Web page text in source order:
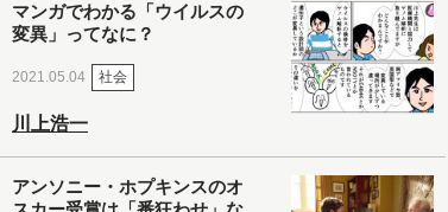
マンガでわかる「ウイルスの
変異」ってなに？
2021.05.04 社会
川上浩一
アンソニー・ホプキンスのオ